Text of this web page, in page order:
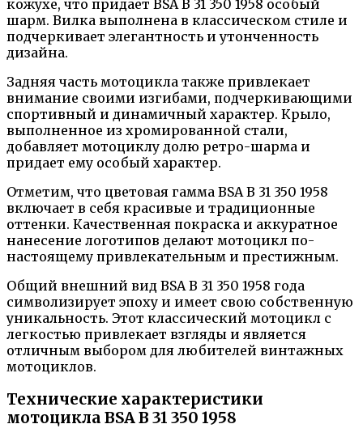
кожухе, что придает BSA B 31 350 1958 особый
шарм. Вилка выполнена в классическом стиле и
подчеркивает элегантность и утонченность
дизайна.
Задняя часть мотоцикла также привлекает
внимание своими изгибами, подчеркивающими
спортивный и динамичный характер. Крыло,
выполненное из хромированной стали,
добавляет мотоциклу долю ретро-шарма и
придает ему особый характер.
Отметим, что цветовая гамма BSA B 31 350 1958
включает в себя красивые и традиционные
оттенки. Качественная покраска и аккуратное
нанесение логотипов делают мотоцикл по-
настоящему привлекательным и престижным.
Общий внешний вид BSA B 31 350 1958 года
символизирует эпоху и имеет свою собственную
уникальность. Этот классический мотоцикл с
легкостью привлекает взгляды и является
отличным выбором для любителей винтажных
мотоциклов.
Технические характеристики
мотоцикла BSA B 31 350 1958